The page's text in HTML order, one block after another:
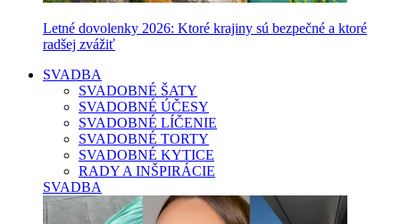
Letné dovolenky 2026: Ktoré krajiny sú bezpečné a ktoré
radšej zvážiť
SVADBA
SVADOBNÉ ŠATY
SVADOBNÉ ÚČESY
SVADOBNÉ LÍČENIE
SVADOBNÉ TORTY
SVADOBNÉ KYTICE
RADY A INŠPIRÁCIE
SVADBA